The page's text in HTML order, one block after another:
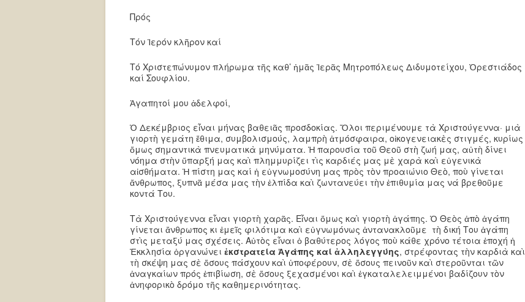
Πρός
Τόν Ἱερόν κλῆρον καί
Τό Χριστεπώνυμον πλήρωμα τῆς καθ’ ἡμᾶς Ἱερᾶς Μητροπόλεως Διδυμοτείχου, Ὀρεστιάδος
καί Σουφλίου.
Ἀγαπητοί μου ἀδελφοί,
Ὁ Δεκέμβριος εἶναι μήνας βαθειᾶς προσδοκίας. Ὅλοι περιμένουμε τὰ Χριστούγεννα· μιὰ
γιορτὴ γεμάτη ἔθιμα, συμβολισμούς, λαμπρὴ ἀτμόσφαιρα, οἰκογενειακὲς στιγμές, κυρίως
ὅμως σημαντικὰ πνευματικὰ μηνύματα. Ἡ παρουσία τοῦ Θεοῦ στὴ ζωή μας, αὐτὴ δίνει
νόημα στὴν ὕπαρξή μας καὶ πλημμυρίζει τὶς καρδιές μας μὲ χαρὰ καὶ εὐγενικὰ
αἰσθήματα. Ἡ πίστη μας καί ἡ εὐγνωμοσύνη μας πρὸς τὸν προαιώνιο Θεὸ, ποὺ γίνεται
ἄνθρωπος, ξυπνᾶ μέσα μας τὴν ἐλπίδα καὶ ζωντανεύει τὴν ἐπιθυμία μας νά βρεθοῦμε
κοντά Του.
Τὰ Χριστούγεννα εἶναι γιορτὴ χαρᾶς. Εἶναι ὅμως καὶ γιορτὴ ἀγάπης. Ὁ Θεὸς ἀπὸ ἀγάπη
γίνεται ἄνθρωπος κι ἐμεῖς φιλότιμα καὶ εὐγνωμόνως ἀντανακλοῦμε τὴ δική Του ἀγάπη
στὶς μεταξύ μας σχέσεις. Αὐτὸς εἶναι ὁ βαθύτερος λόγος ποὺ κάθε χρόνο τέτοια ἐποχή ἡ
Ἐκκλησία ὀργανώνει ἐκστρατεία Ἀγάπης καί ἀλληλεγγύης, στρέφοντας τὴν καρδιὰ καὶ
τὴ σκέψη μας σὲ ὅσους πάσχουν καὶ ὑποφέρουν, σὲ ὅσους πεινοῦν καὶ στεροῦνται τῶν
ἀναγκαίων πρός ἐπιβίωση, σὲ ὅσους ξεχασμένοι καὶ ἐγκαταλελειμμένοι βαδίζουν τὸν
ἀνηφορικὸ δρόμο τῆς καθημερινότητας.